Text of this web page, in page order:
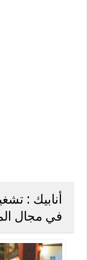
في مجال